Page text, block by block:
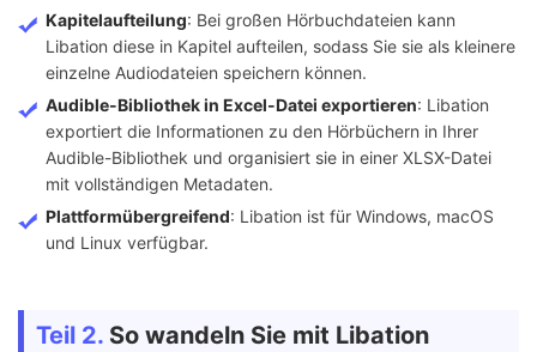
Kapitelaufteilung: Bei großen Hörbuchdateien kann
Libation diese in Kapitel aufteilen, sodass Sie sie als kleinere
einzelne Audiodateien speichern können.
Audible-Bibliothek in Excel-Datei exportieren: Libation
exportiert die Informationen zu den Hörbüchern in Ihrer
Audible-Bibliothek und organisiert sie in einer XLSX-Datei
mit vollständigen Metadaten.
Plattformübergreifend: Libation ist für Windows, macOS
und Linux verfügbar.
Teil 2. So wandeln Sie mit Libation